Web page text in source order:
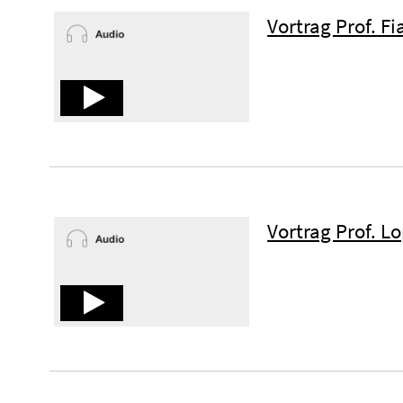
Vortrag Prof.
Vortrag Prof.